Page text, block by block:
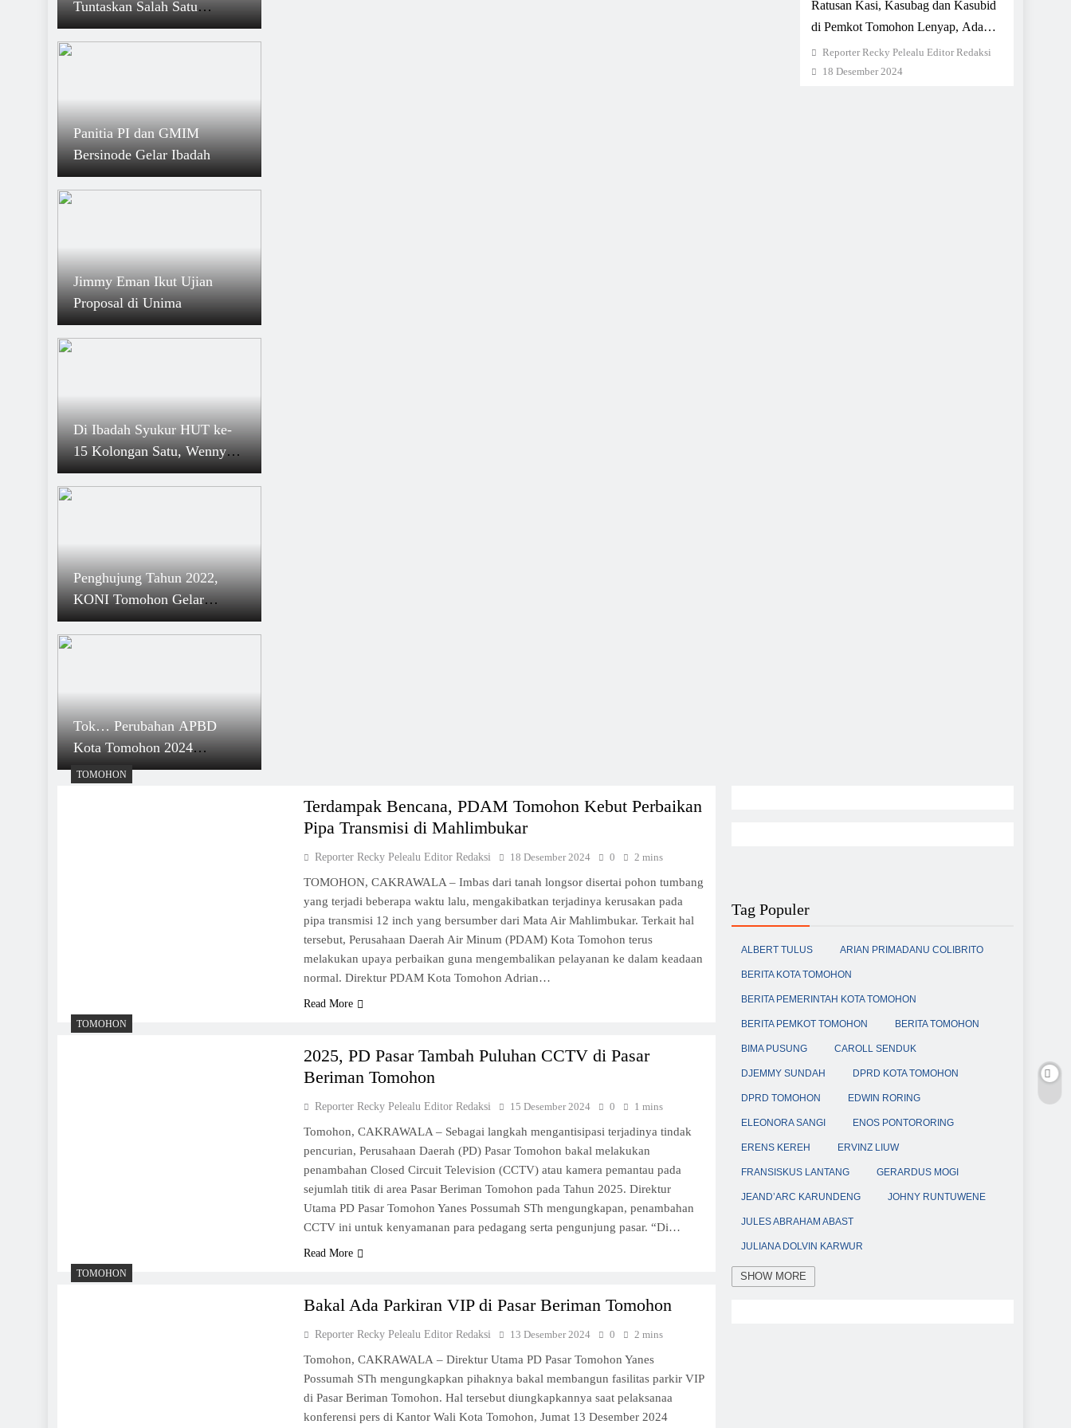
Ratusan Kasi, Kasubag dan Kasubid
di Pemkot Tomohon Lenyap, Ada
Apa?
Reporter Recky Pelealu Editor Redaksi
18 Desember 2024
Tuntaskan Salah Satu
Tahapan Dalam Penyusunan
Panitia PI dan GMIM
Bersinode Gelar Ibadah
Jimmy Eman Ikut Ujian
Proposal di Unima
Di Ibadah Syukur HUT ke-
15 Kolongan Satu, Wenny
Lumentut: Jangan Ada
Penghujung Tahun 2022,
KONI Tomohon Gelar
Rakerda dan Ibadah Natal
Tok… Perubahan APBD
Kota Tomohon 2024
Diketuk, Kaligis Apresiasi
TOMOHON
Terdampak Bencana, PDAM Tomohon Kebut Perbaikan
Pipa Transmisi di Mahlimbukar
Reporter Recky Pelealu Editor Redaksi 18 Desember 2024 0 2 mins
TOMOHON, CAKRAWALA – Imbas dari tanah longsor disertai pohon tumbang
yang terjadi beberapa waktu lalu, mengakibatkan terjadinya kerusakan pada
pipa transmisi 12 inch yang bersumber dari Mata Air Mahlimbukar. Terkait hal
tersebut, Perusahaan Daerah Air Minum (PDAM) Kota Tomohon terus
melakukan upaya perbaikan guna mengembalikan pelayanan ke dalam keadaan
normal. Direktur PDAM Kota Tomohon Adrian…
Read More
TOMOHON
2025, PD Pasar Tambah Puluhan CCTV di Pasar
Beriman Tomohon
Reporter Recky Pelealu Editor Redaksi 15 Desember 2024 0 1 mins
Tomohon, CAKRAWALA – Sebagai langkah mengantisipasi terjadinya tindak
pencurian, Perusahaan Daerah (PD) Pasar Tomohon bakal melakukan
penambahan Closed Circuit Television (CCTV) atau kamera pemantau pada
sejumlah titik di area Pasar Beriman Tomohon pada Tahun 2025. Direktur
Utama PD Pasar Tomohon Yanes Possumah STh mengungkapan, penambahan
CCTV ini untuk kenyamanan para pedagang serta pengunjung pasar. “Di…
Read More
TOMOHON
Bakal Ada Parkiran VIP di Pasar Beriman Tomohon
Reporter Recky Pelealu Editor Redaksi 13 Desember 2024 0 2 mins
Tomohon, CAKRAWALA – Direktur Utama PD Pasar Tomohon Yanes
Possumah STh mengungkapkan pihaknya bakal membangun fasilitas parkir VIP
di Pasar Beriman Tomohon. Hal tersebut diungkapkannya saat pelaksanaa
konferensi pers di Kantor Wali Kota Tomohon, Jumat 13 Desember 2024
Tag Populer
ALBERT TULUS ARIAN PRIMADANU COLIBRITO
BERITA KOTA TOMOHON
BERITA PEMERINTAH KOTA TOMOHON
BERITA PEMKOT TOMOHON BERITA TOMOHON
BIMA PUSUNG CAROLL SENDUK
DJEMMY SUNDAH DPRD KOTA TOMOHON
DPRD TOMOHON EDWIN RORING
ELEONORA SANGI ENOS PONTORORING
ERENS KEREH ERVINZ LIUW
FRANSISKUS LANTANG GERARDUS MOGI
JEAND’ARC KARUNDENG JOHNY RUNTUWENE
JULES ABRAHAM ABAST
JULIANA DOLVIN KARWUR
KABID HUMAS POLDA SULUT
SHOW MORE